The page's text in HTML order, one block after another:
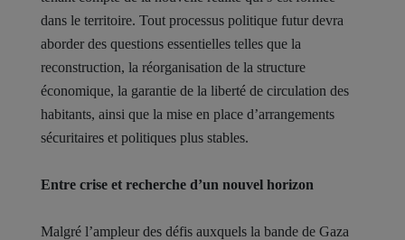
dans le territoire. Tout processus politique futur devra
aborder des questions essentielles telles que la
reconstruction, la réorganisation de la structure
économique, la garantie de la liberté de circulation des
habitants, ainsi que la mise en place d’arrangements
sécuritaires et politiques plus stables.
Entre crise et recherche d’un nouvel horizon
Malgré l’ampleur des défis auxquels la bande de Gaza